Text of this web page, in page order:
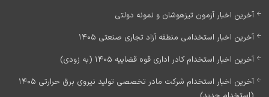
آخرین اخبار آزمون تیزهوشان و نمونه دولتی
آخرین اخبار استخدامی منطقه آزاد تجاری صنعتی 1405
آخرین اخبار استخدام کادر اداری قوه قضاییه 1405 (به زودی)
آخرین اخبار استخدام شرکت مادر تخصصی تولید نیروی برق حرارتی 1405